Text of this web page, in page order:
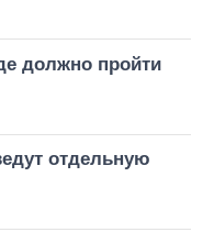
должно пройти
отдельную